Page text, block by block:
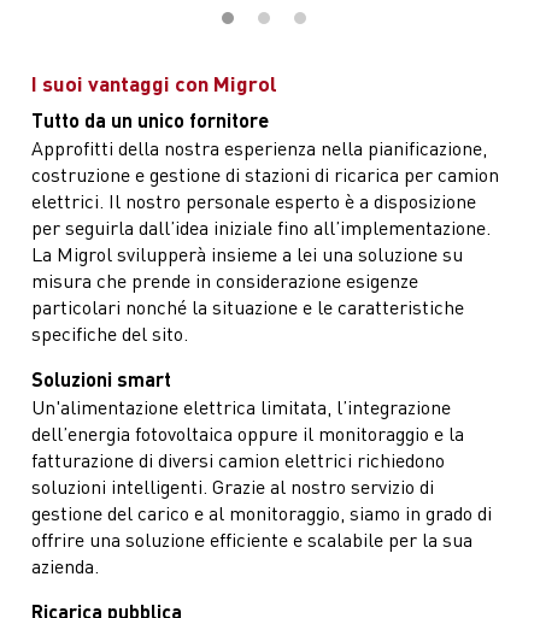
I suoi vantaggi con Migrol
Tutto da un unico fornitore
Approfitti della nostra esperienza nella pianificazione,
costruzione e gestione di stazioni di ricarica per camion
elettrici. Il nostro personale esperto è a disposizione
per seguirla dall’idea iniziale fino all’implementazione.
La Migrol svilupperà insieme a lei una soluzione su
misura che prende in considerazione esigenze
particolari nonché la situazione e le caratteristiche
specifiche del sito.
Soluzioni smart
Un'alimentazione elettrica limitata, l’integrazione
dell’energia fotovoltaica oppure il monitoraggio e la
fatturazione di diversi camion elettrici richiedono
soluzioni intelligenti. Grazie al nostro servizio di
gestione del carico e al monitoraggio, siamo in grado di
offrire una soluzione efficiente e scalabile per la sua
azienda.
Ricarica pubblica